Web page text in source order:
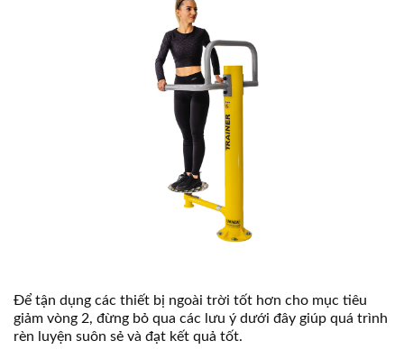
Để tận dụng các thiết bị ngoài trời tốt hơn cho mục tiêu
giảm vòng 2, đừng bỏ qua các lưu ý dưới đây giúp quá trình
rèn luyện suôn sẻ và đạt kết quả tốt.